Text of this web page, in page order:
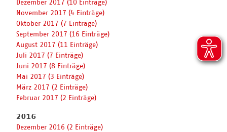
November 2017 (4 Einträge)
Oktober 2017 (7 Einträge)
September 2017 (16 Einträge)
August 2017 (11 Einträge)
Juli 2017 (7 Einträge)
Juni 2017 (8 Einträge)
Mai 2017 (3 Einträge)
März 2017 (2 Einträge)
Februar 2017 (2 Einträge)
2016
Dezember 2016 (2 Einträge)